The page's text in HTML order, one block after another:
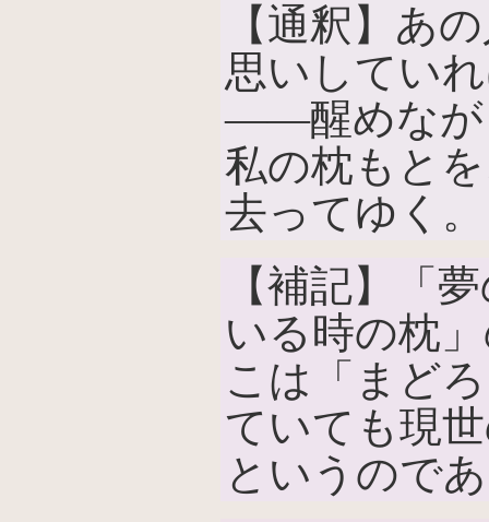
【通釈】あ
思いしてい
――醒めなが
私の枕もと
去ってゆく。
【補記】「
いる時の枕
こは「まど
ていても現
というので